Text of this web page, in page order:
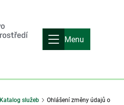
Menu
Katalog služeb
Ohlášení změny údajů o